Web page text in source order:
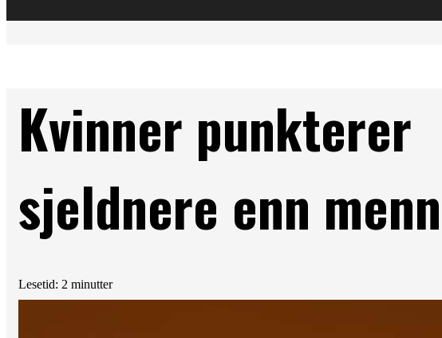
Kvinner punkterer
sjeldnere enn menn
Lesetid: 2 minutter